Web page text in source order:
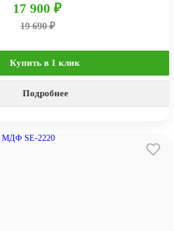
17 900 ₽
19 690 ₽
Купить в 1 клик
Подробнее